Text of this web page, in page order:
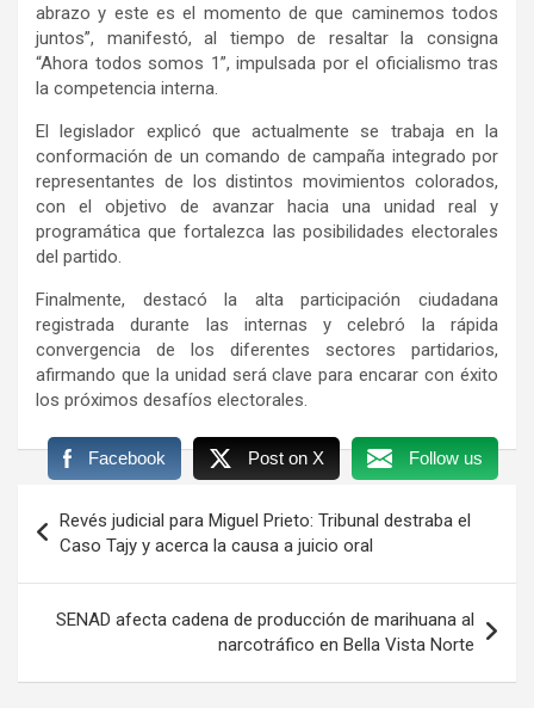
abrazo y este es el momento de que caminemos todos
juntos”, manifestó, al tiempo de resaltar la consigna
“Ahora todos somos 1”, impulsada por el oficialismo tras
la competencia interna.
El legislador explicó que actualmente se trabaja en la
conformación de un comando de campaña integrado por
representantes de los distintos movimientos colorados,
con el objetivo de avanzar hacia una unidad real y
programática que fortalezca las posibilidades electorales
del partido.
Finalmente, destacó la alta participación ciudadana
registrada durante las internas y celebró la rápida
convergencia de los diferentes sectores partidarios,
afirmando que la unidad será clave para encarar con éxito
los próximos desafíos electorales.
Facebook Post on X Follow us
de
entradas
Revés judicial para Miguel Prieto: Tribunal destraba el
Caso Tajy y acerca la causa a juicio oral
SENAD afecta cadena de producción de marihuana al
narcotráfico en Bella Vista Norte